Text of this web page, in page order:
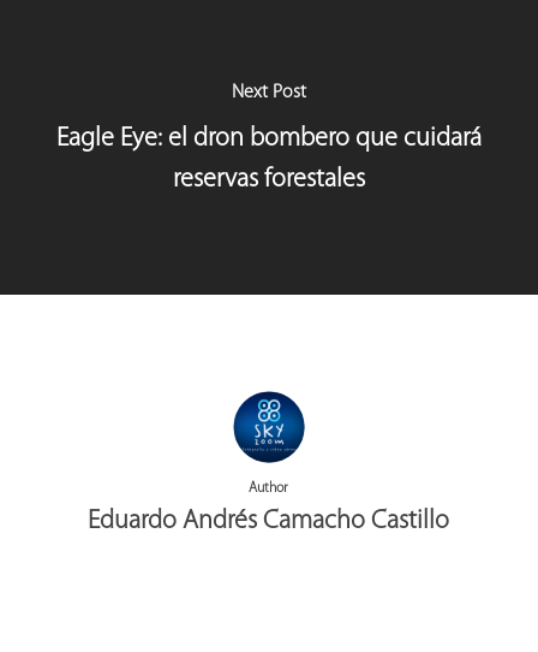
Next Post
Eagle Eye: el dron bombero que cuidará
reservas forestales
Author
Eduardo Andrés Camacho Castillo